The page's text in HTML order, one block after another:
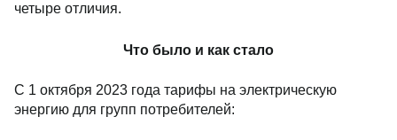
четыре отличия.
Что было и как стало
С 1 октября 2023 года тарифы на электрическую
энергию для групп потребителей: